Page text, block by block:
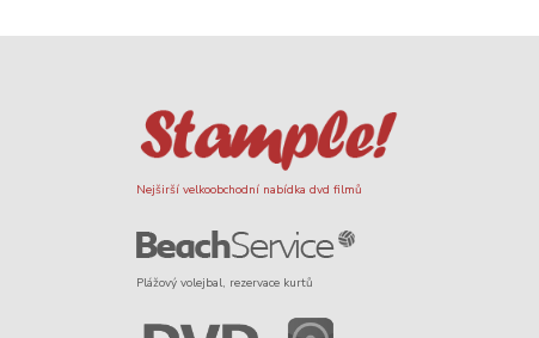
Nejširší velkoobchodní nabídka dvd filmů
Plážový volejbal, rezervace kurtů